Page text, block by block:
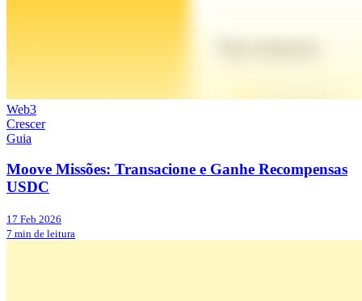
Web3
Crescer
Guia
Moove Missões: Transacione e Ganhe Recompensas
USDC
17 Feb 2026
7 min de leitura